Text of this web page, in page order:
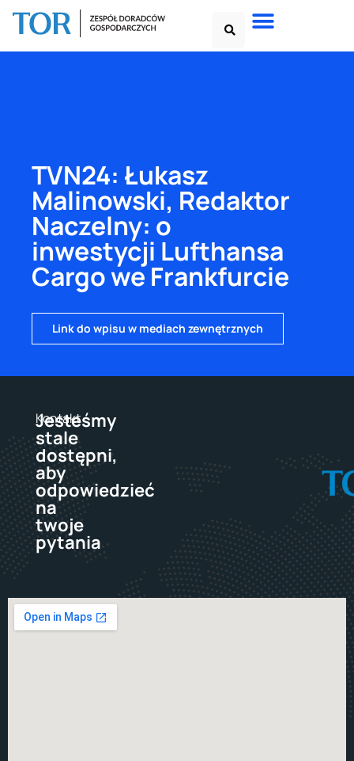
TVN24: Łukasz
Malinowski, Redaktor
Naczelny: o
inwestycji Lufthansa
Cargo we Frankfurcie
Link do wpisu w mediach zewnętrznych
Kontakt
Jesteśmy
stale
dostępni,
aby
odpowiedzieć
na
twoje
pytania